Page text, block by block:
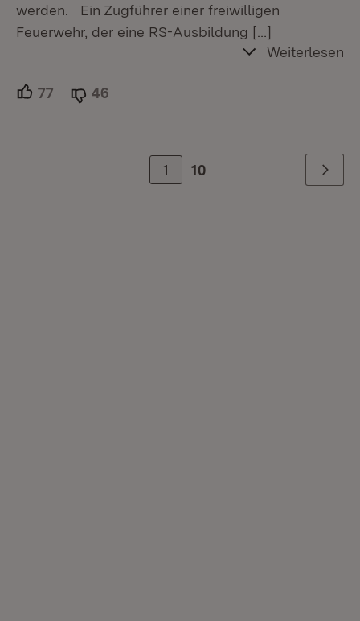
werden. Ein Zugführer einer freiwilligen
Feuerwehr, der eine RS-Ausbildung […]
Weiterlesen
77 Unterstützer.
46
1 10 Weiter